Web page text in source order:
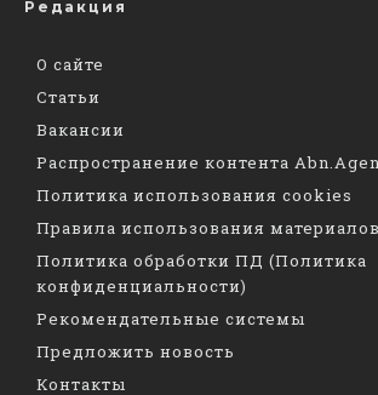
Редакция
О сайте
Статьи
Вакансии
Распространение контента
Политика использования cookies
Правила использования
Политика обработки ПД (Политика
конфиденциальности)
Рекомендательные системы
Предложить новость
Контакты